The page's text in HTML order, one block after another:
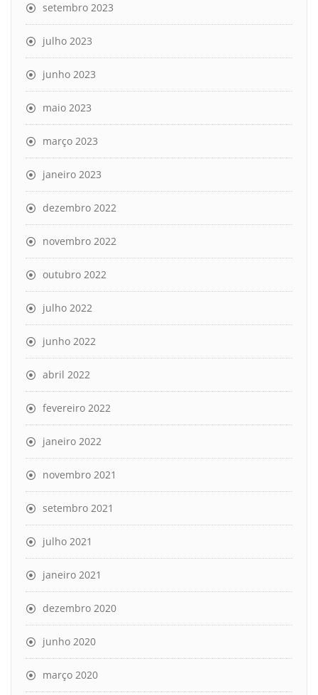
setembro 2023
julho 2023
junho 2023
maio 2023
março 2023
janeiro 2023
dezembro 2022
novembro 2022
outubro 2022
julho 2022
junho 2022
abril 2022
fevereiro 2022
janeiro 2022
novembro 2021
setembro 2021
julho 2021
janeiro 2021
dezembro 2020
junho 2020
março 2020